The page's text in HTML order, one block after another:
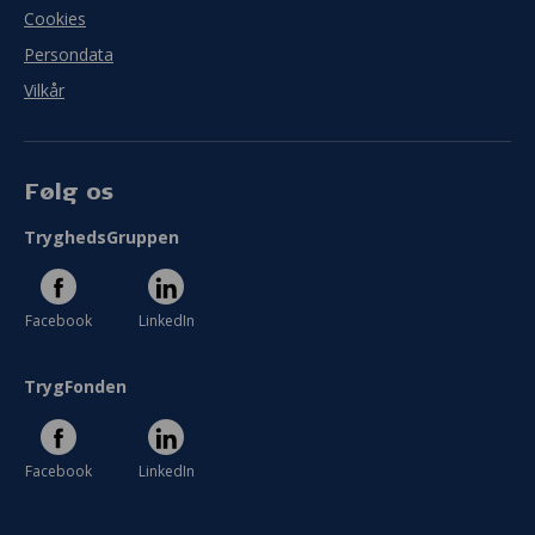
Cookies
Persondata
Vilkår
Følg os
TryghedsGruppen
Facebook LinkedIn
TrygFonden
Facebook LinkedIn